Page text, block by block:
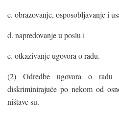
c. obrazovanje, osposobljavanje i
d. napredovanje u poslu i
e. otkazivanje ugovora o radu.
(2) Odredbe ugovora o
diskriminirajuće po nekom od
ništave su.